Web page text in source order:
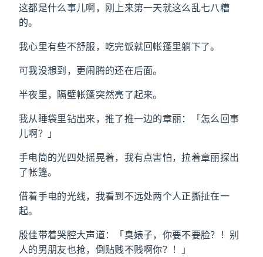
这都是什么事儿啊，刚上来第一天就这么乱七八糟
的。
我心里有些不舒服，吃完饭就回帐篷里躺下了。
可我没想到，更闹腾的还在后面。
半夜里，隔壁帐篷突然亮了起来。
我从睡袋里钻出来，推了推一边的章丽：「怎么回事
儿啊？」
手电筒的光四处摇晃着，我有点害怕，拉着章丽探出
了帐篷。
借着手电的光线，我看到不远处两个人正撕扯在一
起。
殷佳带着哭腔大声道：「臭婊子，你要不要脸？！别
人的男朋友也抢，倒贴贱不贱啊你？！」